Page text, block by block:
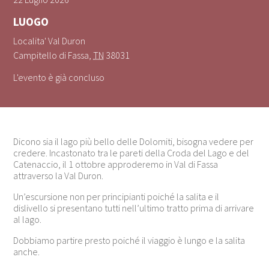
LUOGO
Localita' Val Duron
Campitello di Fassa, TN 38031
L'evento è già concluso
Dicono sia il lago più bello delle Dolomiti, bisogna vedere per
credere. Incastonato tra le pareti della Croda del Lago e del
Catenaccio, il 1 ottobre approderemo in Val di Fassa
attraverso la Val Duron.
Un’escursione non per principianti poiché la salita e il
dislivello si presentano tutti nell’ultimo tratto prima di arrivare
al lago.
Dobbiamo partire presto poiché il viaggio è lungo e la salita
anche.